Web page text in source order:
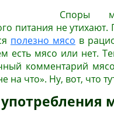
Споры
питания не
полезно мясо в
есть мясо или нет.
комментарий
на что». Ну, вот, что